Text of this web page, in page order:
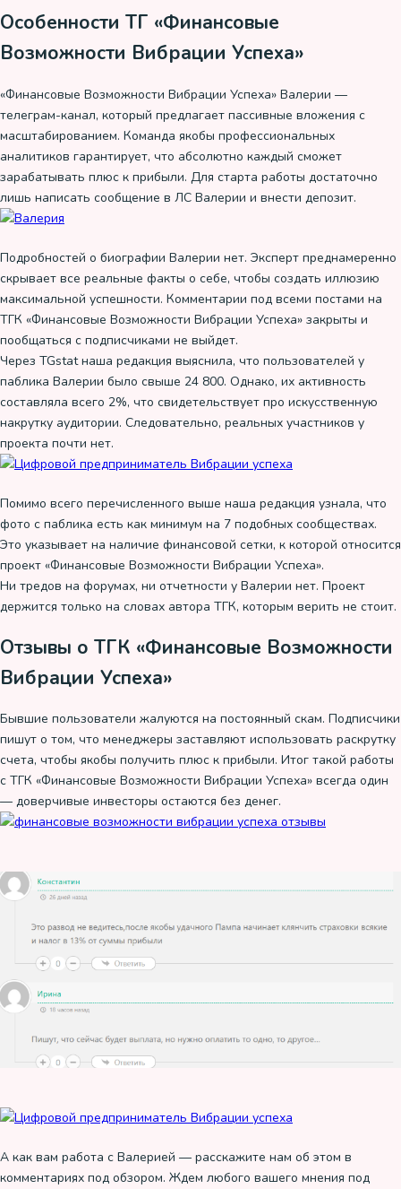
Особенности ТГ «Финансовые
Возможности Вибрации Успеха»
«Финансовые Возможности Вибрации Успеха» Валерии —
телеграм-канал, который предлагает пассивные вложения с
масштабированием. Команда якобы профессиональных
аналитиков гарантирует, что абсолютно каждый сможет
зарабатывать плюс к прибыли. Для старта работы достаточно
лишь написать сообщение в ЛС Валерии и внести депозит.
Подробностей о биографии Валерии нет. Эксперт преднамеренно
скрывает все реальные факты о себе, чтобы создать иллюзию
максимальной успешности. Комментарии под всеми постами на
ТГК «Финансовые Возможности Вибрации Успеха» закрыты и
пообщаться с подписчиками не выйдет.
Через TGstat наша редакция выяснила, что пользователей у
паблика Валерии было свыше 24 800. Однако, их активность
составляла всего 2%, что свидетельствует про искусственную
накрутку аудитории. Следовательно, реальных участников у
проекта почти нет.
Помимо всего перечисленного выше наша редакция узнала, что
фото с паблика есть как минимум на 7 подобных сообществах.
Это указывает на наличие финансовой сетки, к которой относится
проект «Финансовые Возможности Вибрации Успеха».
Ни тредов на форумах, ни отчетности у Валерии нет. Проект
держится только на словах автора ТГК, которым верить не стоит.
Отзывы о ТГК «Финансовые Возможности
Вибрации Успеха»
Бывшие пользователи жалуются на постоянный скам. Подписчики
пишут о том, что менеджеры заставляют использовать раскрутку
счета, чтобы якобы получить плюс к прибыли. Итог такой работы
с ТГК «Финансовые Возможности Вибрации Успеха» всегда один
— доверчивые инвесторы остаются без денег.
А как вам работа с Валерией — расскажите нам об этом в
комментариях под обзором. Ждем любого вашего мнения под